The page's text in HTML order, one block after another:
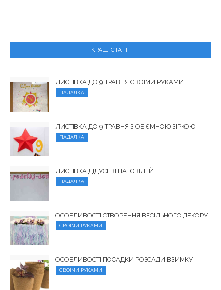
КРАЩІ СТАТТІ
ЛИСТІВКА ДО 9 ТРАВНЯ СВОЇМИ РУКАМИ
ПАДАЛКА
ЛИСТІВКА ДО 9 ТРАВНЯ З ОБ'ЄМНОЮ ЗІРКОЮ
ПАДАЛКА
ЛИСТІВКА ДІДУСЕВІ НА ЮВІЛЕЙ
ПАДАЛКА
ОСОБЛИВОСТІ СТВОРЕННЯ ВЕСІЛЬНОГО ДЕКОРУ
СВОЇМИ РУКАМИ
ОСОБЛИВОСТІ ПОСАДКИ РОЗСАДИ ВЗИМКУ
СВОЇМИ РУКАМИ